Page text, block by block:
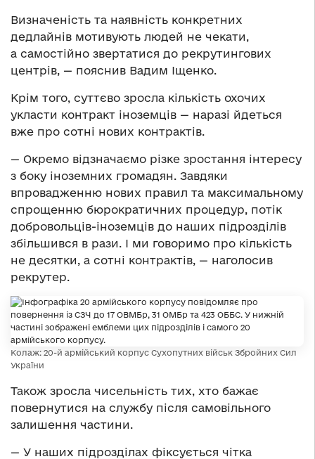
Визначеність та наявність конкретних
дедлайнів мотивують людей не чекати,
а самостійно звертатися до рекрутингових
центрів, — пояснив Вадим Іщенко.
Крім того, суттєво зросла кількість охочих
укласти контракт іноземців — наразі йдеться
вже про сотні нових контрактів.
— Окремо відзначаємо різке зростання інтересу
з боку іноземних громадян. Завдяки
впровадженню нових правил та максимальному
спрощенню бюрократичних процедур, потік
добровольців-іноземців до наших підрозділів
збільшився в рази. І ми говоримо про кількість
не десятки, а сотні контрактів, — наголосив
рекрутер.
Колаж: 20-й армійський корпус Сухопутних військ Збройних Сил
України
Також зросла чисельність тих, хто бажає
повернутися на службу після самовільного
залишення частини.
— У наших підрозділах фіксується чітка